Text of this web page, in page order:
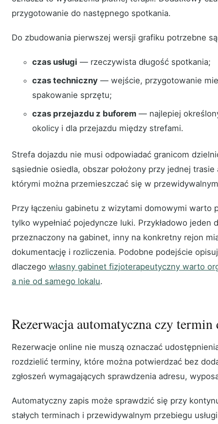
przygotowanie do następnego spotkania.
Do zbudowania pierwszej wersji grafiku potrzebne
czas usługi — rzeczywista długość spotkania;
czas techniczny— wejście, przygotowanie
spakowanie sprzętu;
czas przejazdu z buforem— najlepiej
okolicy i dla przejazdu między strefami.
Strefa dojazdu nie musi odpowiadać granicom
sąsiednie osiedla, obszar położony przy jednej
którymi można przemieszczać się w
Przy łączeniu gabinetu z wizytami domowymi warto
tylko wypełniać pojedyncze luki. Przykładowo jeden
przeznaczony na gabinet, inny na konkretny rejon
dokumentację i rozliczenia. Podobne podejście
dlaczego własny gabinet fizjoterapeutyczny warto
a nie od samego lokalu.
Rezerwacja automatyczna czy
Rezerwacje online nie muszą oznaczać
rozdzielić terminy, które można potwierdzać bez
zgłoszeń wymagających sprawdzenia adresu,
Automatyczny zapis może sprawdzić się przy
stałych terminach i przewidywalnym przebiegu